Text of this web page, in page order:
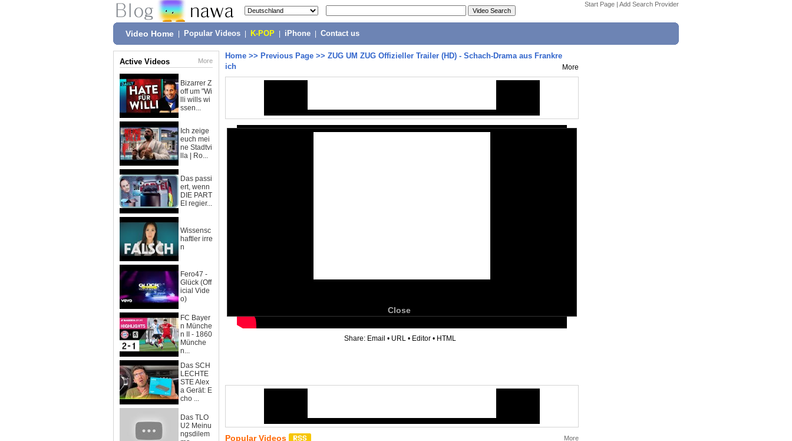
Start Page | Add Search Provider
Video Home Popular Videos K-POP iPhone Contact us
Active Videos More
Bizarrer Z
off um "Wi
lli wills wi
ssen...
Ich zeige
euch mei
ne Stadtvi
lla | Ro...
Das passi
ert, wenn
DIE PART
EI regier...
Wissensc
haftler irre
n
Fero47 -
Glück (Off
icial Vide
o)
FC Bayer
n Münche
n II - 1860
Münche
n...
Das SCH
LECHTE
STE Alex
a Gerät: E
cho ...
Das TLO
U2 Meinu
ngsdilem
Home >> Previous Page >> ZUG UM ZUG Offizieller Trailer (HD) - Schach-Drama aus Frankre
ich
More
Close
Share: Email • URL • Editor • HTML
Popular Videos More